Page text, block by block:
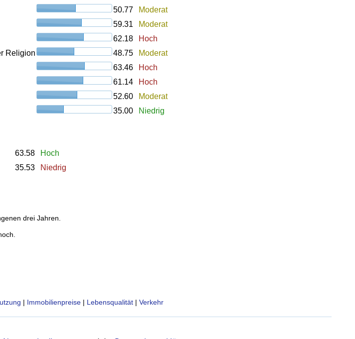
50.77
Moderat
59.31
Moderat
62.18
Hoch
Religion
48.75
Moderat
63.46
Hoch
61.14
Hoch
52.60
Moderat
35.00 Niedrig
63.58
Hoch
35.53 Niedrig
drei Jahren.
| Immobilienpreise | Lebensqualität | Verkehr